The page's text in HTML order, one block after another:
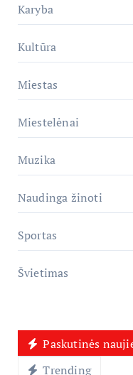
Karyba
Kultūra
Miestas
Miestelėnai
Muzika
Naudinga žinoti
Sportas
Švietimas
Paskutinės
Trending